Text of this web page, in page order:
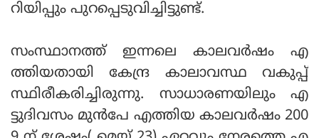
റിയിപ്പും പുറപ്പെടുവിച്ചിട്ടുണ്ട്.
സംസ്ഥാനത്ത് ഇന്നലെ കാലവര്‍ഷം എ
ത്തിയതായി കേന്ദ്ര കാലാവസ്ഥ വകുപ്പ്
സ്ഥിരീകരിച്ചിരുന്നു. സാധാരണയിലും എ
ട്ടുദിവസം മുന്‍പേ എത്തിയ കാലവര്‍ഷം 200